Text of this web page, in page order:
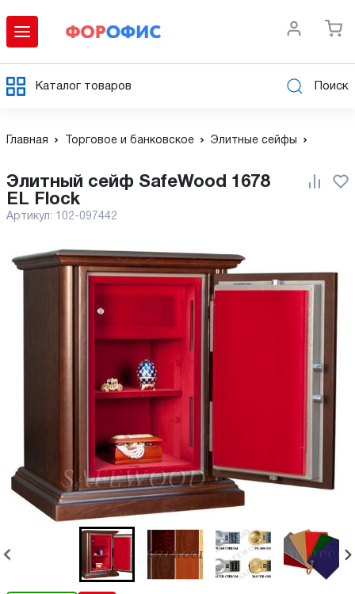
Каталог товаров Поиск
Главная Торговое и банковское Элитные сейфы
Элитный сейф SafeWood 1678
EL Flock
Артикул: 102-097442